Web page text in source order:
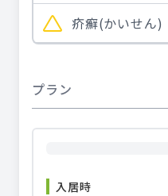
疥癬(かいせん)
プラン
入居時